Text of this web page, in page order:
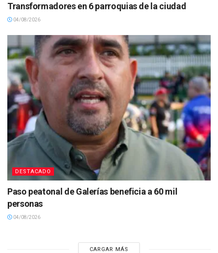
Transformadores en 6 parroquias de la ciudad
04/08/2026
DESTACADO
Paso peatonal de Galerías beneficia a 60 mil
personas
04/08/2026
CARGAR MÁS